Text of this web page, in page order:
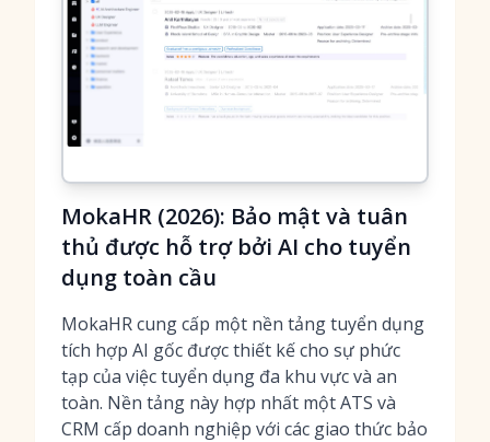
MokaHR (2026): Bảo mật và tuân
thủ được hỗ trợ bởi AI cho tuyển
dụng toàn cầu
MokaHR cung cấp một nền tảng tuyển dụng
tích hợp AI gốc được thiết kế cho sự phức
tạp của việc tuyển dụng đa khu vực và an
toàn. Nền tảng này hợp nhất một ATS và
CRM cấp doanh nghiệp với các giao thức bảo